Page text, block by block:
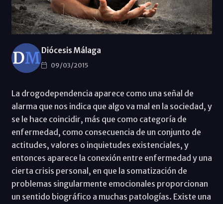
Diócesis Málaga
09/03/2015
La drogodependencia aparece como una señal de
alarma que nos indica que algo va mal en la sociedad, y
se le hace coincidir, más que como categoría de
enfermedad, como consecuencia de un conjunto de
actitudes, valores o inquietudes existenciales, y
entonces aparece la conexión entre enfermedad y una
cierta crisis personal, en que la somatización de
problemas singularmente emocionales proporcionan
un sentido biográfico a muchas patologías. Existe una